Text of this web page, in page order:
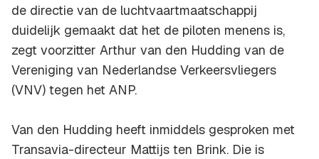
de directie van de luchtvaartmaatschappij
duidelijk gemaakt dat het de piloten menens is,
zegt voorzitter Arthur van den Hudding van de
Vereniging van Nederlandse Verkeersvliegers
(VNV) tegen het ANP.
Van den Hudding heeft inmiddels gesproken met
Transavia-directeur Mattijs ten Brink. Die is